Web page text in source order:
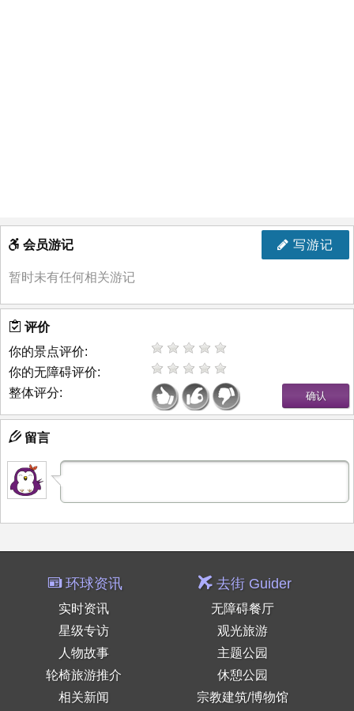
写游记
会员游记
暂时未有任何相关游记
评价
你的景点评价:
你的无障碍评价:
整体评分:
留言
环球资讯
实时资讯
星级专访
人物故事
轮椅旅游推介
相关新闻
去街 Guider
无障碍餐厅
观光旅游
主题公园
休憩公园
宗教建筑/博物馆